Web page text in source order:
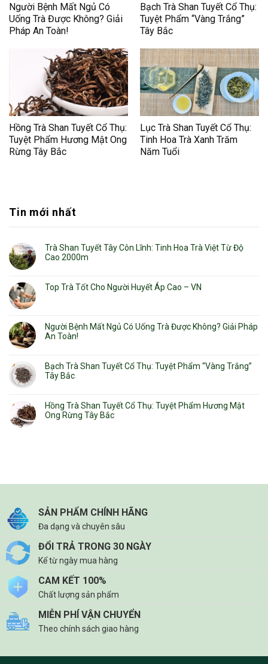
Tin mới nhất
Trà Shan Tuyết Tây Côn Lĩnh: Tinh Hoa Trà Việt Từ Độ
Cao 2000m
Top Trà Tốt Cho Người Huyết Áp Cao – VN
Người Bệnh Mất Ngủ Có Uống Trà Được Không? Giải Pháp
An Toàn!
Bạch Trà Shan Tuyết Cổ Thụ: Tuyệt Phẩm “Vàng Trắng”
Tây Bắc
Hồng Trà Shan Tuyết Cổ Thụ: Tuyệt Phẩm Hương Mật
Ong Rừng Tây Bắc
Người Bệnh Mất Ngủ Có
Uống Trà Được Không? Giải
Pháp An Toàn!
Bạch Trà Shan Tuyết Cổ Thụ:
Tuyệt Phẩm “Vàng Trắng”
Tây Bắc
Hồng Trà Shan Tuyết Cổ Thụ:
Tuyệt Phẩm Hương Mật Ong
Rừng Tây Bắc
Lục Trà Shan Tuyết Cổ Thụ:
Tinh Hoa Trà Xanh Trăm
Năm Tuổi
SẢN PHẨM CHÍNH HÃNG
Đa dạng và chuyên sâu
ĐỔI TRẢ TRONG 30 NGÀY
Kể từ ngày mua hàng
CAM KẾT 100%
Chất lượng sản phẩm
MIỄN PHÍ VẬN CHUYỂN
Theo chính sách giao hàng